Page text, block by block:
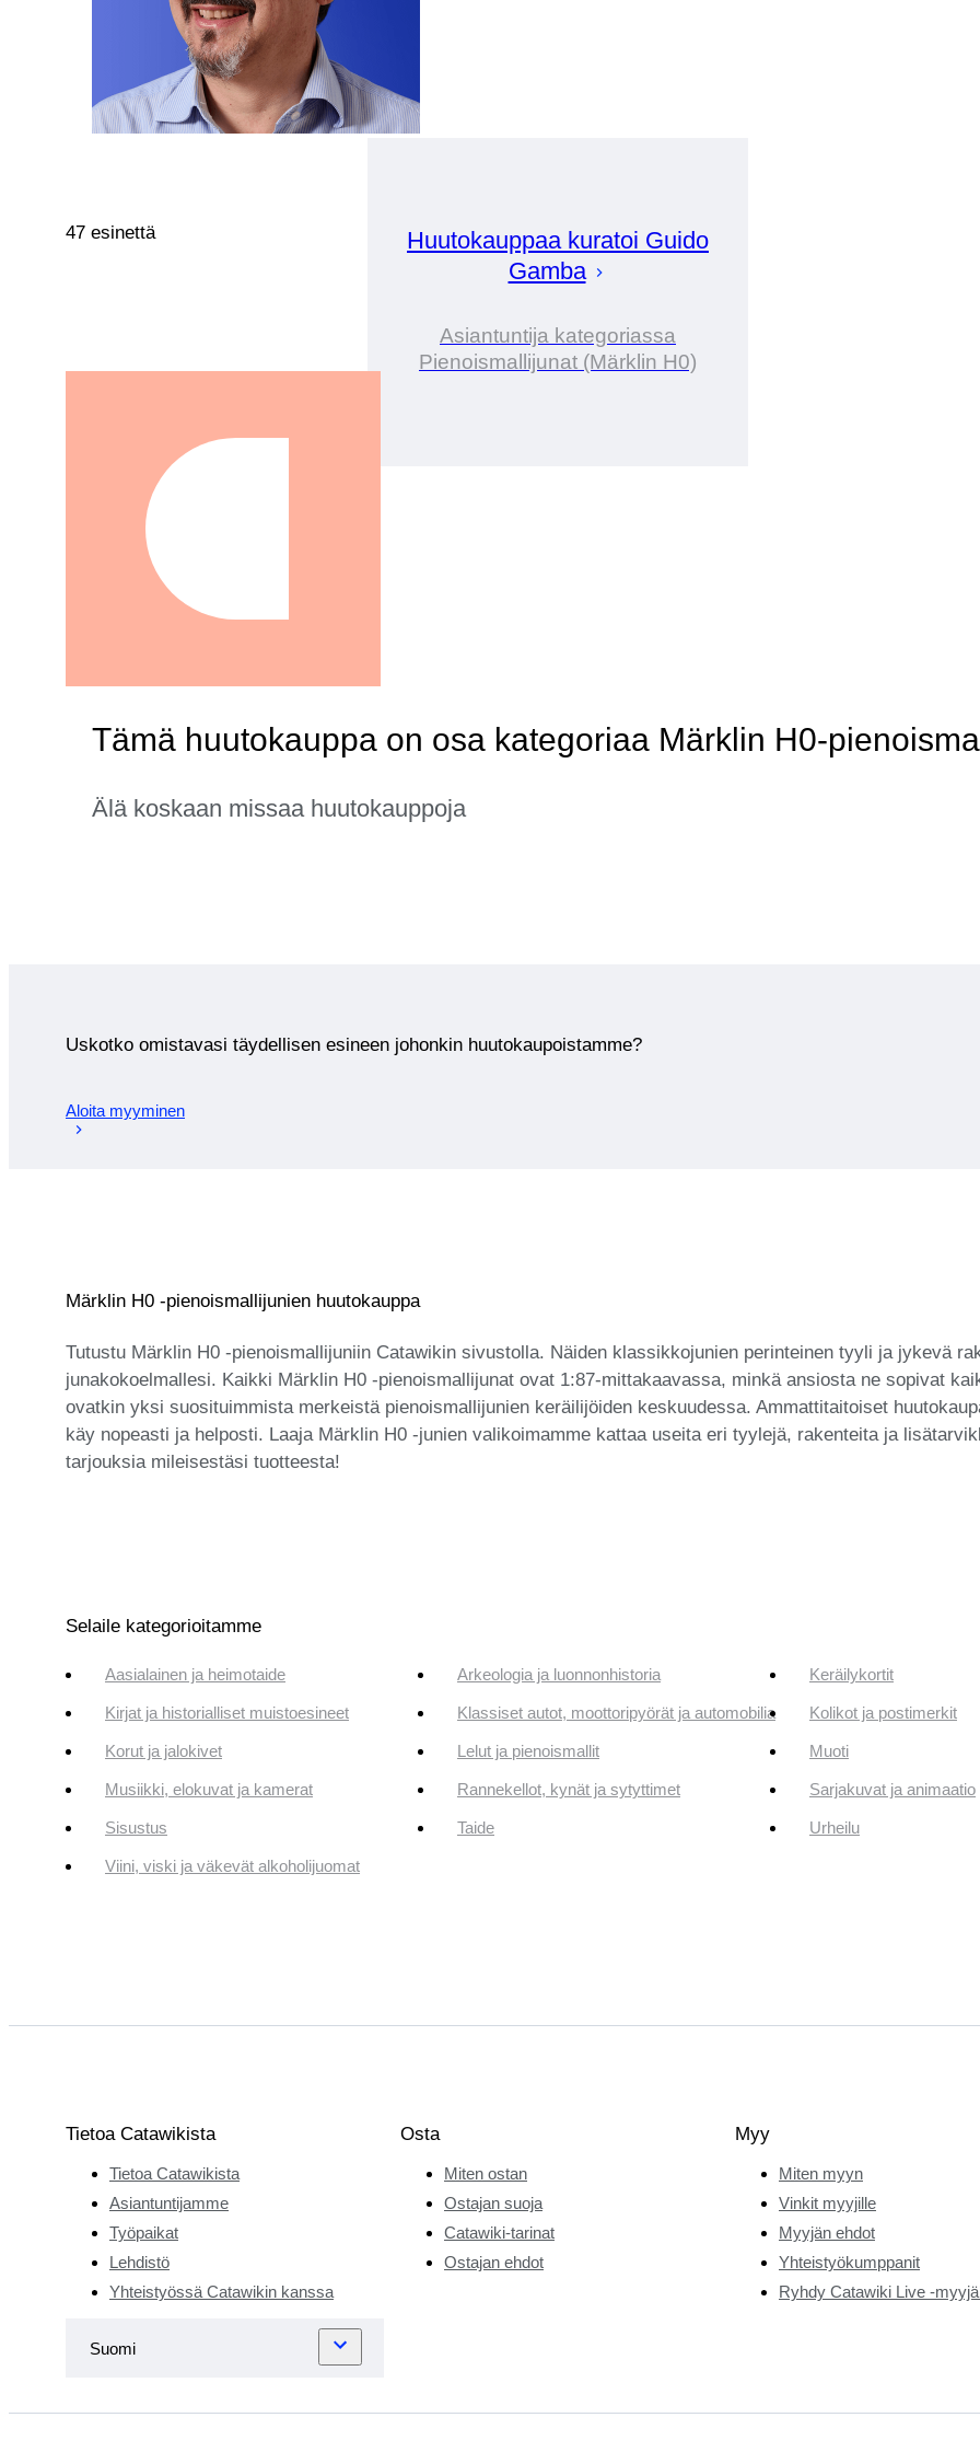
Huutokauppaa kuratoi Guido
Gamba
Asiantuntija kategoriassa
Pienoismallijunat (Märklin H0)
47 esinettä
Tämä huutokauppa on osa kategoriaa Märklin H0-
Älä koskaan missaa huutokauppoja
Uskotko omistavasi täydellisen esineen johonkin huutokaupoistamme?
Aloita myyminen
Märklin H0 -pienoismallijunien huutokauppa
Tutustu Märklin H0 -pienoismallijuniin Catawikin sivustolla. Näiden klassikkojunien perinteinen tyyli ja jykevä
junakokoelmallesi. Kaikki Märklin H0 -pienoismallijunat ovat 1:87-mittakaavassa, minkä ansiosta ne sopivat
ovatkin yksi suosituimmista merkeistä pienoismallijunien keräilijöiden keskuudessa. Ammattitaitoiset
käy nopeasti ja helposti. Laaja Märklin H0 -junien valikoimamme kattaa useita eri tyylejä, rakenteita ja
tarjouksia mileisestäsi tuotteesta!
Selaile kategorioitamme
Aasialainen ja heimotaide Arkeologia ja luonnonhistoria Keräilykortit
Kirjat ja historialliset muistoesineet Klassiset autot, moottoripyörät ja automobilia Kolikot ja postimerkit
Korut ja jalokivet Lelut ja pienoismallit Muoti
Musiikki, elokuvat ja kamerat Rannekellot, kynät ja sytyttimet Sarjakuvat ja animaatio
Sisustus Taide Urheilu
Viini, viski ja väkevät alkoholijuomat
Tietoa Catawikista
Tietoa Catawikista
Asiantuntijamme
Työpaikat
Lehdistö
Yhteistyössä Catawikin kanssa
Osta
Miten ostan
Ostajan suoja
Catawiki-tarinat
Ostajan ehdot
Myy
Miten myyn
Vinkit myyjille
Myyjän ehdot
Yhteistyökumppanit
Ryhdy Catawiki Live -